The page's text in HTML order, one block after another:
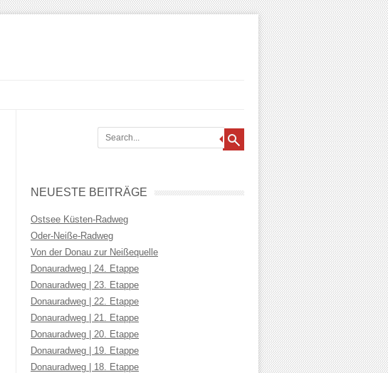
NEUESTE BEITRÄGE
Ostsee Küsten-Radweg
Oder-Neiße-Radweg
Von der Donau zur Neißequelle
Donauradweg | 24. Etappe
Donauradweg | 23. Etappe
Donauradweg | 22. Etappe
Donauradweg | 21. Etappe
Donauradweg | 20. Etappe
Donauradweg | 19. Etappe
Donauradweg | 18. Etappe